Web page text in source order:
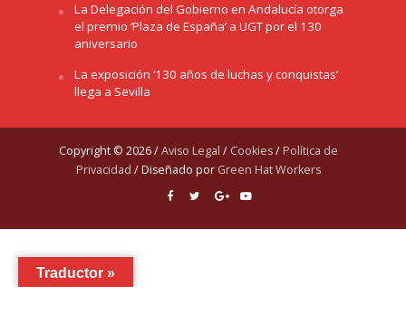
La Delegación del Gobierno en Andalucía otorga
el premio ‘Plaza de España’ a UGT por el 130
aniversario
La exposición ‘130 años de luchas y conquistas’
llega a Sevilla
Copyright © 2026 /Aviso Legal / Cookies/ Política de
Privacidad / Diseñado por Green Hat Workers
Traductor »